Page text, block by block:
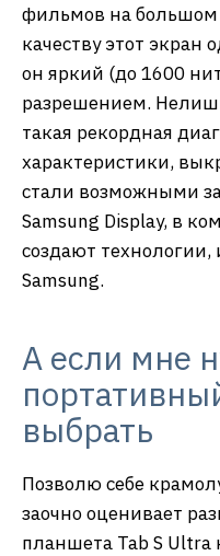
фильмов на большом
качеству этот
он яркий (до 1600
разрешением.
такая рекордная
характеристики,
стали возможными
Samsung Display, в
создают
Samsung.
А если мне
выбрать
Позволю себе
заочно оценивает
планшета Tab S Ultra